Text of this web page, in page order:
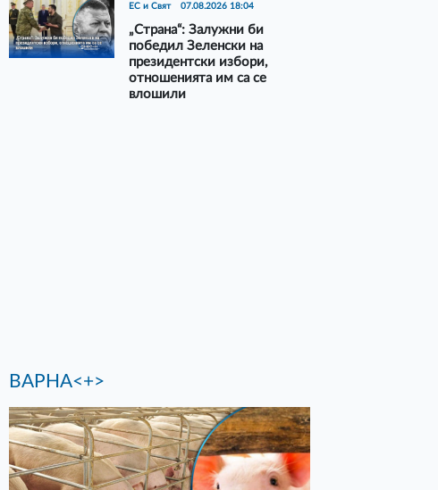
ЕС и Свят 07.08.2026 18:04
„Страна“: Залужни би
победил Зеленски на
президентски избори,
отношенията им са се
влошили
ВАРНА<+>